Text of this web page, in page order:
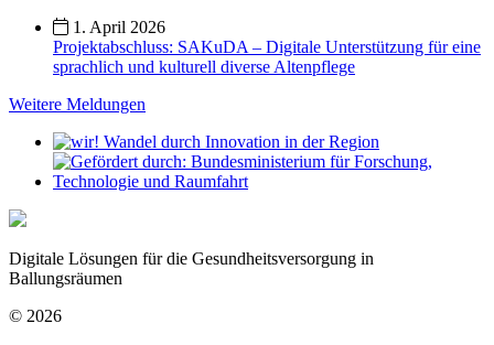
1. April 2026
Projektabschluss: SAKuDA – Digitale Unterstützung für eine
sprachlich und kulturell diverse Altenpflege
Weitere Meldungen
Digitale Lösungen für die Gesundheitsversorgung in
Ballungsräumen
© 2026